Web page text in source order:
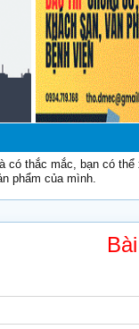
có thắc mắc, bạn có
phẩm của mình.